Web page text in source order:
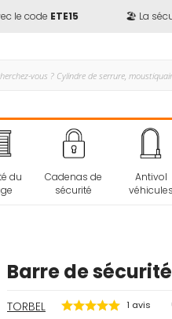
le codeETE15 🏖️ La
du
Cadenas de
sécurité
Antivol
véhicules
Barre de
TORBEL 1 avis